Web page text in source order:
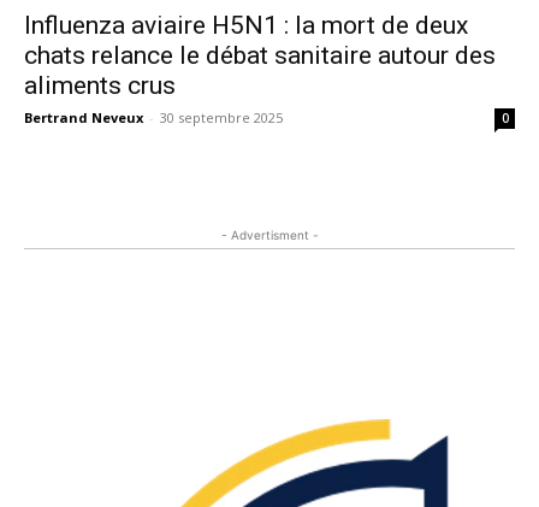
Influenza aviaire H5N1 : la mort de deux
chats relance le débat sanitaire autour des
aliments crus
Bertrand Neveux - 30 septembre 2025 0
- Advertisment -